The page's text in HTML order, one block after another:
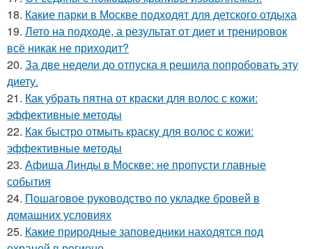
18. Какие парки в Москве подходят для детского отдыха
19. Лето на подходе, а результат от диет и тренировок
всё никак не приходит?
20. За две недели до отпуска я решила попробовать эту
диету.
21. Как убрать пятна от краски для волос с кожи:
эффективные методы
22. Как быстро отмыть краску для волос с кожи:
эффективные методы
23. Афиша Линды в Москве: не пропусти главные
события
24. Пошаговое руководство по укладке бровей в
домашних условиях
25. Какие природные заповедники находятся под